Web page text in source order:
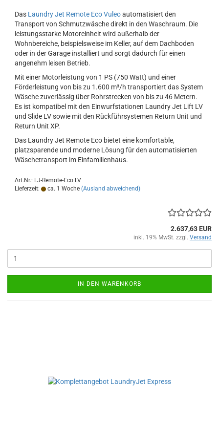
Das Laundry Jet Remote Eco Vuleoautomatisiert den
Transport von Schmutzwäsche direkt in den Waschraum. Die
leistungsstarke Motoreinheit wird außerhalb der
Wohnbereiche, beispielsweise im Keller, auf dem Dachboden
oder in der Garage installiert und sorgt dadurch für einen
angenehm leisen Betrieb.
Mit einer Motorleistung von 1 PS (750 Watt) und einer
Förderleistung von bis zu 1.600 m³/h transportiert das System
Wäsche zuverlässig über Rohrstrecken von bis zu 46 Metern.
Es ist kompatibel mit den Einwurfstationen Laundry Jet Lift LV
und Slide LV sowie mit den Rückführsystemen Return Unit und
Return Unit XP.
Das Laundry Jet Remote Eco bietet eine komfortable,
platzsparende und moderne Lösung für den automatisierten
Wäschetransport im Einfamilienhaus.
Art.Nr.: LJ-Remote-Eco LV
Lieferzeit:
ca. 1 Woche (Ausland abweichend)
2.637,63 EUR
inkl. 19% MwSt. zzgl. Versand
IN DEN WARENKORB